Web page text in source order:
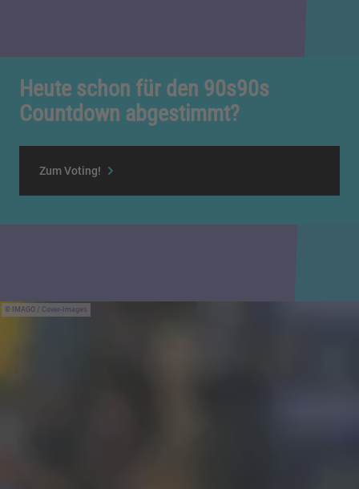
Heute schon für den 90s90s
Countdown abgestimmt?
Zum Voting!
IMAGO / Cover-Images